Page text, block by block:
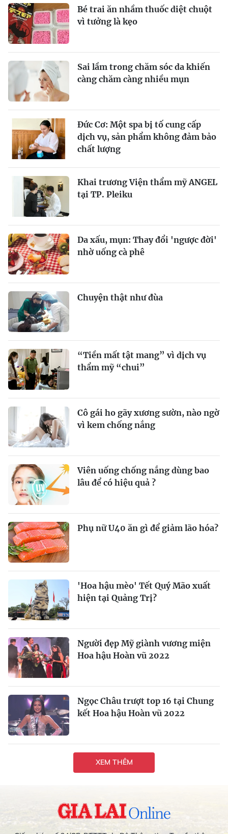
Bé trai ăn nhầm thuốc diệt chuột
vì tưởng là kẹo
Sai lầm trong chăm sóc da khiến
càng chăm càng nhiều mụn
Đức Cơ: Một spa bị tố cung cấp
dịch vụ, sản phẩm không đảm bảo
chất lượng
Khai trương Viện thẩm mỹ ANGEL
tại TP. Pleiku
Da xấu, mụn: Thay đổi 'ngược đời'
nhờ uống cà phê
Chuyện thật như đùa
“Tiền mất tật mang” vì dịch vụ
thẩm mỹ “chui”
Cô gái ho gãy xương sườn, nào ngờ
vì kem chống nắng
Viên uống chống nắng dùng bao
lâu để có hiệu quả ?
Phụ nữ U40 ăn gì để giảm lão hóa?
'Hoa hậu mèo' Tết Quý Mão xuất
hiện tại Quảng Trị?
Người đẹp Mỹ giành vương miện
Hoa hậu Hoàn vũ 2022
Ngọc Châu trượt top 16 tại Chung
kết Hoa hậu Hoàn vũ 2022
XEM THÊM